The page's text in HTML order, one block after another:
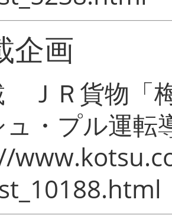
企画
ＪＲ貨物「
・プル運転